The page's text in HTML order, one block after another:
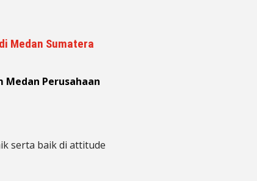
Medan Sumatera
Medan Perusahaan
serta baik di attitude